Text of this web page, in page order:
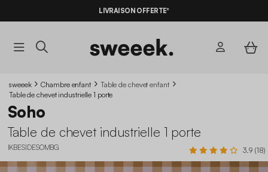
LIVRAISON OFFERTE*
sweeek Chambre enfant
Table de chevet enfant
Table de chevet industrielle 1 porte
Soho
Table de chevet industrielle 1 porte
IKBESIDESOMBG 3.9 (18)